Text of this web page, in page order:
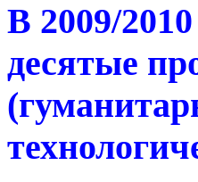
В 2009/
десятые